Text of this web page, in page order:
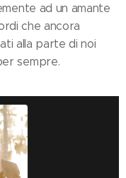
ad un amante
che ancora
alla parte di noi
sempre.